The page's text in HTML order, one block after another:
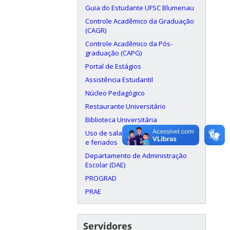
Guia do Estudante UFSC Blumenau
Controle Acadêmico da Graduação
(CAGR)
Controle Acadêmico da Pós-
graduação (CAPG)
Portal de Estágios
Assistência Estudantil
Núcleo Pedagógico
Restaurante Universitário
Biblioteca Universitária
Uso de salas aos finais de semana
e feriados
Departamento de Administração
Escolar (DAE)
PROGRAD
PRAE
Servidores